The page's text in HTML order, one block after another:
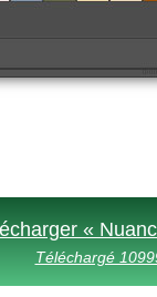
«
Téléchargé